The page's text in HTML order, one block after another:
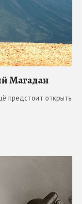
Магадан
предстоит открыть